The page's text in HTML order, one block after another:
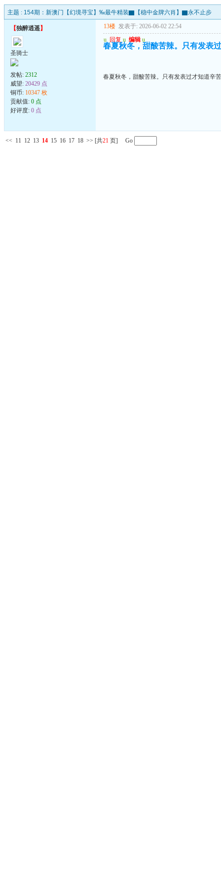
主题 : 154期：新澳门【幻境寻宝】‰最牛精装▇【稳中金牌六肖】▇永不止步
【独醉逍遥】
圣骑士
发帖: 2312
威望: 20429 点
铜币: 10347 枚
贡献值: 0 点
好评度: 0 点
13楼 发表于: 2026-06-02 22:54
u 回复 u 编辑 u
春夏秋冬，甜酸苦辣。只有发表
春夏秋冬，甜酸苦辣。只有发表过才知道辛
<< 11 12 13 14 15 16 17 18 >> [共21 页] Go